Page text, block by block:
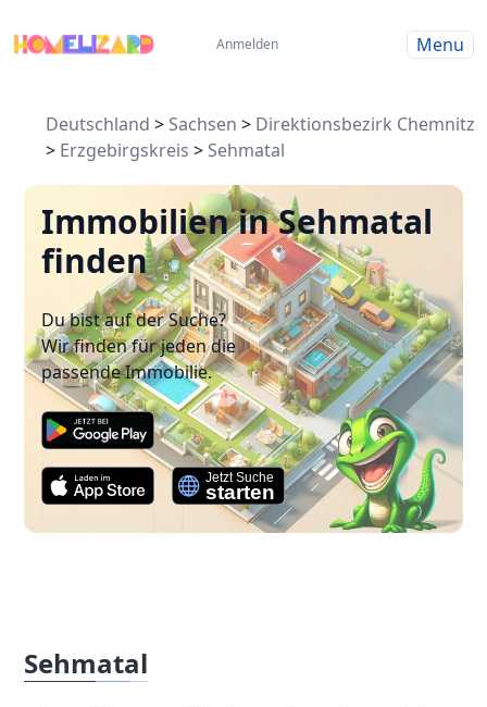
Anmelden Menu
Deutschland > Sachsen > Direktionsbezirk Chemnitz
> Erzgebirgskreis > Sehmatal
Immobilien in Sehmatal
finden
Du bist auf der Suche?
Wir finden für jeden die
passende Immobilie.
Sehmatal